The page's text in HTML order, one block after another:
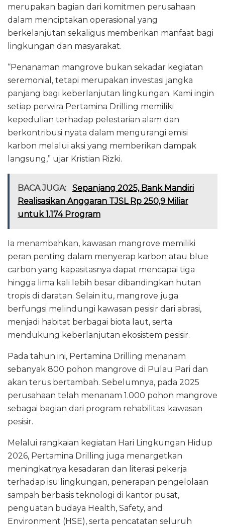
merupakan bagian dari komitmen perusahaan
dalam menciptakan operasional yang
berkelanjutan sekaligus memberikan manfaat bagi
lingkungan dan masyarakat.
“Penanaman mangrove bukan sekadar kegiatan
seremonial, tetapi merupakan investasi jangka
panjang bagi keberlanjutan lingkungan. Kami ingin
setiap perwira Pertamina Drilling memiliki
kepedulian terhadap pelestarian alam dan
berkontribusi nyata dalam mengurangi emisi
karbon melalui aksi yang memberikan dampak
langsung,” ujar Kristian Rizki.
BACA JUGA:
Sepanjang 2025, Bank Mandiri
Realisasikan Anggaran TJSL Rp 250,9 Miliar
untuk 1.174 Program
Ia menambahkan, kawasan mangrove memiliki
peran penting dalam menyerap karbon atau blue
carbon yang kapasitasnya dapat mencapai tiga
hingga lima kali lebih besar dibandingkan hutan
tropis di daratan. Selain itu, mangrove juga
berfungsi melindungi kawasan pesisir dari abrasi,
menjadi habitat berbagai biota laut, serta
mendukung keberlanjutan ekosistem pesisir.
Pada tahun ini, Pertamina Drilling menanam
sebanyak 800 pohon mangrove di Pulau Pari dan
akan terus bertambah. Sebelumnya, pada 2025
perusahaan telah menanam 1.000 pohon mangrove
sebagai bagian dari program rehabilitasi kawasan
pesisir.
Melalui rangkaian kegiatan Hari Lingkungan Hidup
2026, Pertamina Drilling juga menargetkan
meningkatnya kesadaran dan literasi pekerja
terhadap isu lingkungan, penerapan pengelolaan
sampah berbasis teknologi di kantor pusat,
penguatan budaya Health, Safety, and
Environment (HSE), serta pencatatan seluruh